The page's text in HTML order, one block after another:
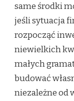
same środki
jeśli sytuacja
rozpocząć
niewielkich
małych
budować
niezależne od